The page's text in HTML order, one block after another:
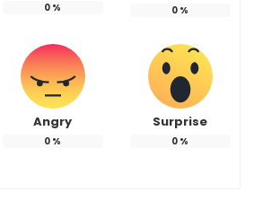
0 % 0 %
Angry
0 %
Surprise
0 %